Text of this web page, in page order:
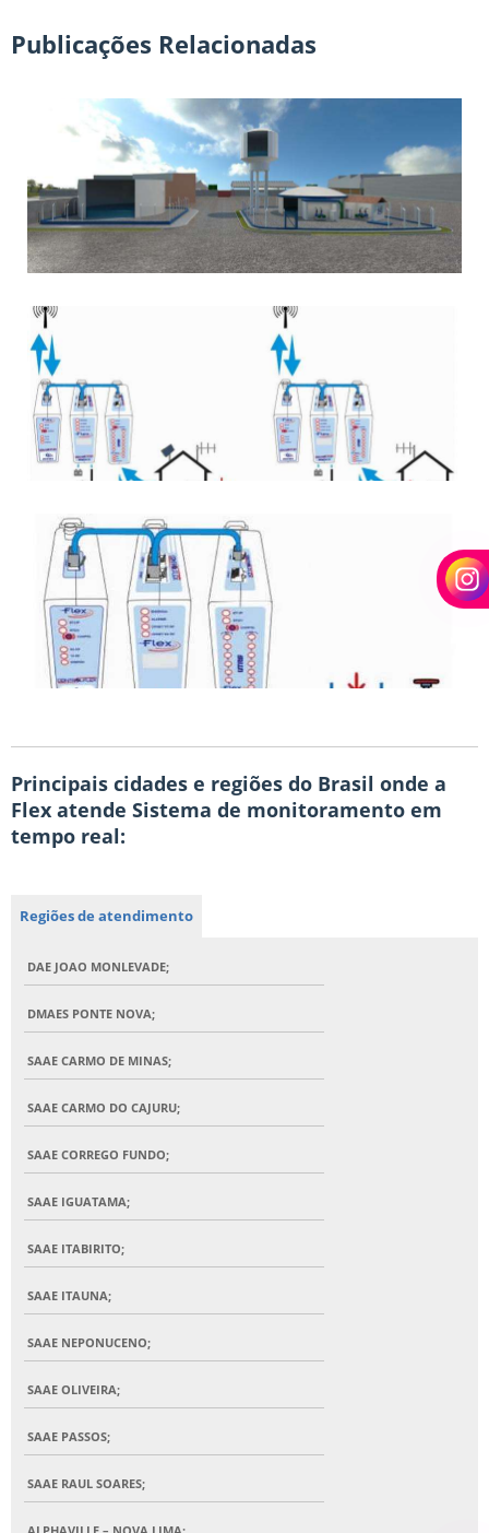
Publicações Relacionadas
Principais cidades e regiões do Brasil onde a
Flex atende Sistema de monitoramento em
tempo real:
Regiões de atendimento
DAE JOAO MONLEVADE;
DMAES PONTE NOVA;
SAAE CARMO DE MINAS;
SAAE CARMO DO CAJURU;
SAAE CORREGO FUNDO;
SAAE IGUATAMA;
SAAE ITABIRITO;
SAAE ITAUNA;
SAAE NEPONUCENO;
SAAE OLIVEIRA;
SAAE PASSOS;
SAAE RAUL SOARES;